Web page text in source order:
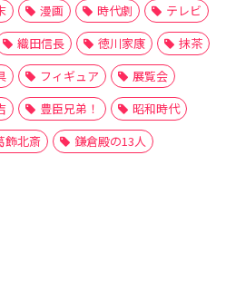
漫画 時代劇
テレビ
織田信長 徳川家康
抹茶
フィギュア
展覧会
豊臣兄弟！
昭和時代
飾北斎 鎌倉殿の13人